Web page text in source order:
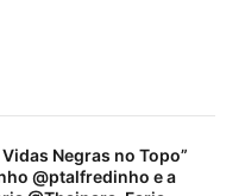
Negras no Topo”
@ptalfredinho e a